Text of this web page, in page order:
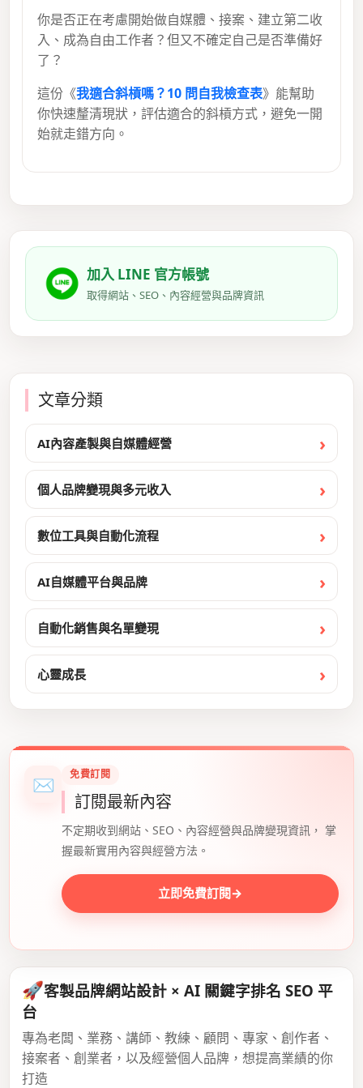
你是否正在考慮開始做自媒體、接案、建立第二收
入、成為自由工作者？但又不確定自己是否準備好
了？
這份《我適合斜槓嗎？10 問自我檢查表》能幫助
你快速釐清現狀，評估適合的斜槓方式，避免一開
始就走錯方向。
加入 LINE 官方帳號
取得網站、SEO、內容經營與品牌資訊
文章分類
AI內容產製與自媒體經營
個人品牌變現與多元收入
數位工具與自動化流程
AI自媒體平台與品牌
自動化銷售與名單變現
心靈成長
✉ 免費訂閱
訂閱最新內容
不定期收到網站、SEO、內容經營與品牌變現資訊， 掌
握最新實用內容與經營方法。
立即免費訂閱→
🚀客製品牌網站設計 × AI 關鍵字排名 SEO 平
台
專為老闆、業務、講師、教練、顧問、專家、創作者、
接案者、創業者，以及經營個人品牌，想提高業績的你
打造